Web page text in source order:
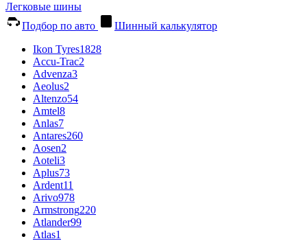
Легковые шины
Подбор по авто
Шинный калькулятор
Ikon Tyres1828
Accu-Trac2
Advenza3
Aeolus2
Altenzo54
Amtel8
Anlas7
Antares260
Aosen2
Aoteli3
Aplus73
Ardent11
Arivo978
Armstrong220
Atlander99
Atlas1